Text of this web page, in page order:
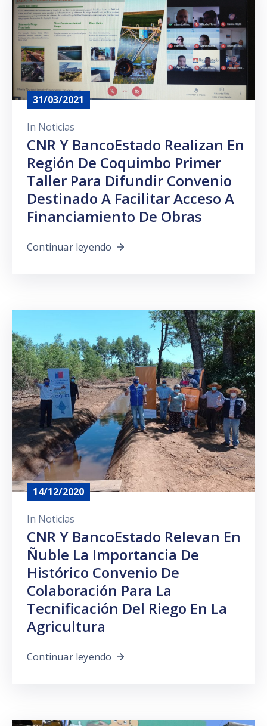
Prensa
31/03/2021
In Noticias
CNR Y BancoEstado Realizan En
Región De Coquimbo Primer
Taller Para Difundir Convenio
Destinado A Facilitar Acceso A
Financiamiento De Obras
Continuar leyendo
14/12/2020
In Noticias
CNR Y BancoEstado Relevan En
Ñuble La Importancia De
Histórico Convenio De
Colaboración Para La
Tecnificación Del Riego En La
Agricultura
Continuar leyendo